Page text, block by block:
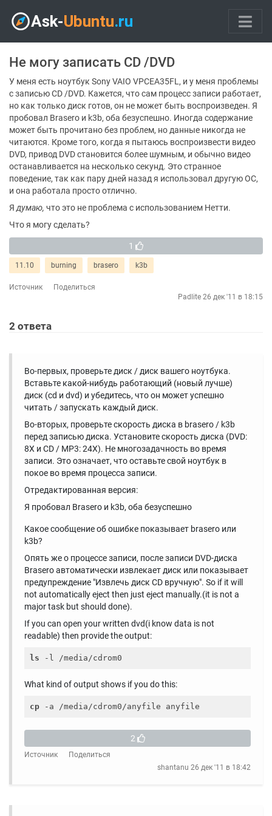
Не могу записать CD /DVD
У меня есть ноутбук Sony VAIO VPCEA35FL, и у меня проблемы
с записью CD /DVD. Кажется, что сам процесс записи работает,
но как только диск готов, он не может быть воспроизведен. Я
пробовал Brasero и k3b, оба безуспешно. Иногда содержание
может быть прочитано без проблем, но данные никогда не
читаются. Кроме того, когда я пытаюсь воспроизвести видео
DVD, привод DVD становится более шумным, и обычно видео
останавливается на несколько секунд. Это странное
поведение, так как пару дней назад я использовал другую ОС,
и она работала просто отлично.
Ядумаю, что это не проблема с использованием Нетти.
Что я могу сделать?
1
11.10 burning brasero k3b
Источник
Поделиться
Padlite 26 дек '11 в 18:15
2 ответа
Во-первых, проверьте диск / диск вашего ноутбука.
Вставьте какой-нибудь работающий (новый лучше)
диск (cd и dvd) и убедитесь, что он может успешно
читать / запускать каждый диск.
Во-вторых, проверьте скорость диска в brasero / k3b
перед записью диска. Установите скорость диска (DVD:
8X и CD / MP3: 24X). Не многозадачность во время
записи. Это означает, что оставьте свой ноутбук в
покое во время процесса записи.
Отредактированная версия:
Я пробовал Brasero и k3b, оба безуспешно
Какое сообщение об ошибке показывает brasero или
k3b?
Опять же о процессе записи, после записи DVD-диска
Brasero автоматически извлекает диск или показывает
предупреждение "Извлечь диск CD вручную". So if it will
not automatically eject then just eject manually.(it is not a
major task but should done).
If you can open your written dvd(i know data is not
readable) then provide the output:
ls
What kind of output shows if you do this:
cp
2
Источник
Поделиться
shantanu 26 дек '11 в 18:42